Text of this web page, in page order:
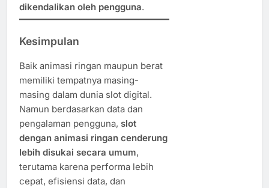
dikendalikan oleh pengguna.
Kesimpulan
Baik animasi ringan maupun berat
memiliki tempatnya masing-
masing dalam dunia slot digital.
Namun berdasarkan data dan
pengalaman pengguna, slot
dengan animasi ringan cenderung
lebih disukai secara umum,
terutama karena performa lebih
cepat, efisiensi data, dan